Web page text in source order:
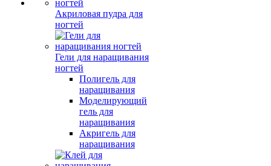
Акриловая пудра для
ногтей
Гели для наращивания
ногтей
Полигель для
наращивания
Моделирующий
гель для
наращивания
Акригель для
наращивания